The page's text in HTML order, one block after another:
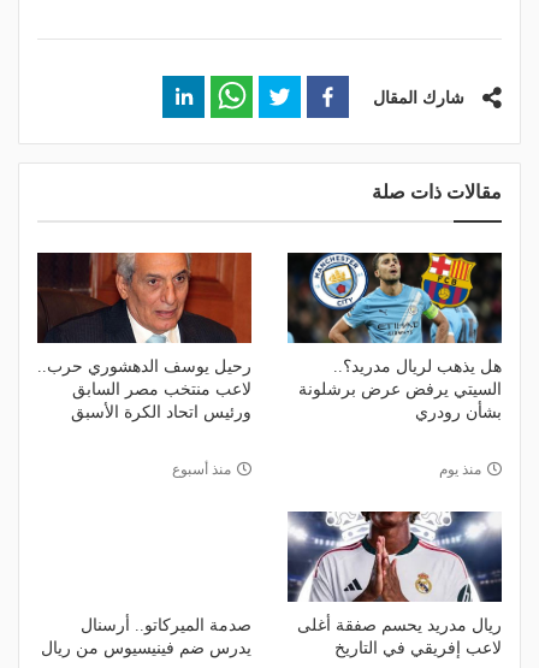
شارك المقال
مقالات ذات صلة
هل يذهب لريال مدريد؟..
السيتي يرفض عرض برشلونة
بشأن رودري
منذ يوم
رحيل يوسف الدهشوري حرب..
لاعب منتخب مصر السابق
ورئيس اتحاد الكرة الأسبق
منذ أسبوع
ريال مدريد يحسم صفقة أغلى
لاعب إفريقي في التاريخ
صدمة الميركاتو.. أرسنال
يدرس ضم فينيسيوس من ريال